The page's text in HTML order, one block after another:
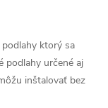
podlahy ktorý sa
podlahy určené aj
inštalovať bez